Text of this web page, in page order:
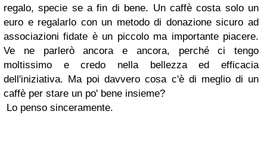
regalo, specie se a fin di bene. Un caffè costa solo un
euro e regalarlo con un metodo di donazione sicuro ad
associazioni fidate è un piccolo ma importante piacere.
Ve ne parlerò ancora e ancora, perché ci tengo
moltissimo e credo nella bellezza ed efficacia
dell'iniziativa. Ma poi davvero cosa c'è di meglio di un
caffè per stare un po' bene insieme?
Lo penso sinceramente.